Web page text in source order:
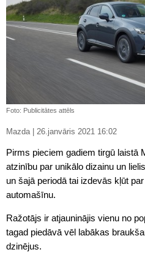
Foto: Publicitātes attēls
Mazda | 26.janvāris 2021 16:02
Pirms pieciem gadiem tirgū laistā
atzinību par unikālo dizainu un
un šajā periodā tai izdevās kļūt
automašīnu.
Ražotājs ir atjauninājis vienu no
tagad piedāvā vēl labākas
dzinējus.